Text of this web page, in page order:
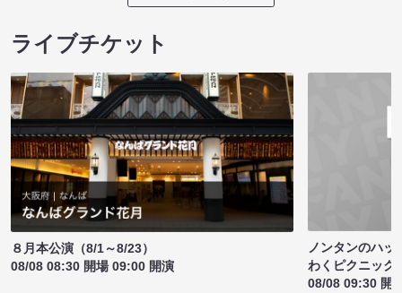
ライブチケット
８月本公演（8/1～8/23）
08/08 08:30 開場 09:00 開演
ノンタンのハッ
わくピクニック
08/08 09:30 開